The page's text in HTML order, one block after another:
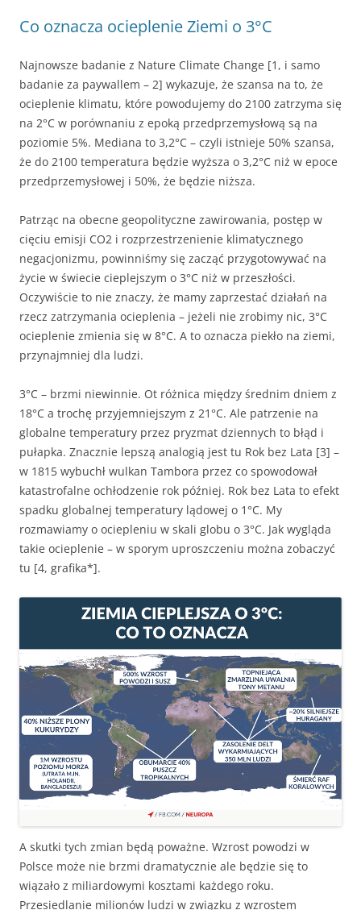
Co oznacza ocieplenie Ziemi o 3°C
Najnowsze badanie z Nature Climate Change [1, i samo
badanie za paywallem – 2] wykazuje, że szansa na to, że
ocieplenie klimatu, które powodujemy do 2100 zatrzyma się
na 2°C w porównaniu z epoką przedprzemysłową są na
poziomie 5%. Mediana to 3,2°C – czyli istnieje 50% szansa,
że do 2100 temperatura będzie wyższa o 3,2°C niż w epoce
przedprzemysłowej i 50%, że będzie niższa.
Patrząc na obecne geopolityczne zawirowania, postęp w
cięciu emisji CO2 i rozprzestrzenienie klimatycznego
negacjonizmu, powinniśmy się zacząć przygotowywać na
życie w świecie cieplejszym o 3°C niż w przeszłości.
Oczywiście to nie znaczy, że mamy zaprzestać działań na
rzecz zatrzymania ocieplenia – jeżeli nie zrobimy nic, 3°C
ocieplenie zmienia się w 8°C. A to oznacza piekło na ziemi,
przynajmniej dla ludzi.
3°C – brzmi niewinnie. Ot różnica między średnim dniem z
18°C a trochę przyjemniejszym z 21°C. Ale patrzenie na
globalne temperatury przez pryzmat dziennych to błąd i
pułapka. Znacznie lepszą analogią jest tu Rok bez Lata [3] –
w 1815 wybuchł wulkan Tambora przez co spowodował
katastrofalne ochłodzenie rok później. Rok bez Lata to efekt
spadku globalnej temperatury lądowej o 1°C. My
rozmawiamy o ociepleniu w skali globu o 3°C. Jak wygląda
takie ocieplenie – w sporym uproszczeniu można zobaczyć
tu [4, grafika*].
A skutki tych zmian będą poważne. Wzrost powodzi w
Polsce może nie brzmi dramatycznie ale będzie się to
wiązało z miliardowymi kosztami każdego roku.
Przesiedlanie milionów ludzi w związku z wzrostem